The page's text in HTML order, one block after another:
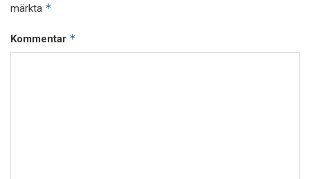
märkta *
Kommentar *